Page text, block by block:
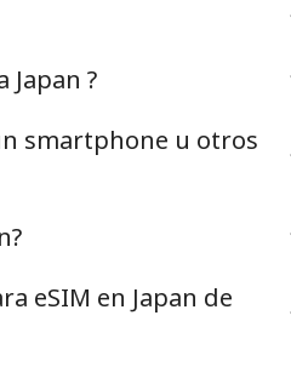
?
smartphone u otros
eSIM en Japan de